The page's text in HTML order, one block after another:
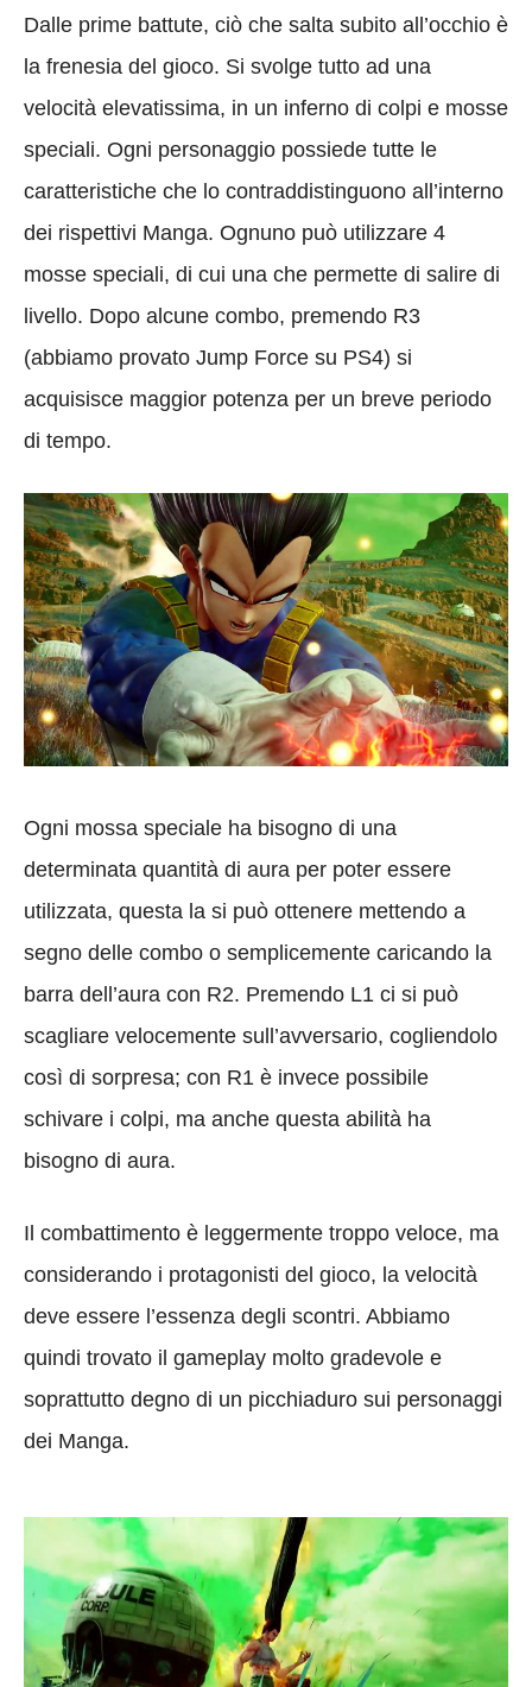
Dalle prime battute, ciò che salta subito all’occhio è
la frenesia del gioco. Si svolge tutto ad una
velocità elevatissima, in un inferno di colpi e mosse
speciali. Ogni personaggio possiede tutte le
caratteristiche che lo contraddistinguono all’interno
dei rispettivi Manga. Ognuno può utilizzare 4
mosse speciali, di cui una che permette di salire di
livello. Dopo alcune combo, premendo R3
(abbiamo provato Jump Force su PS4) si
acquisisce maggior potenza per un breve periodo
di tempo.
Ogni mossa speciale ha bisogno di una
determinata quantità di aura per poter essere
utilizzata, questa la si può ottenere mettendo a
segno delle combo o semplicemente caricando la
barra dell’aura con R2. Premendo L1 ci si può
scagliare velocemente sull’avversario, cogliendolo
così di sorpresa; con R1 è invece possibile
schivare i colpi, ma anche questa abilità ha
bisogno di aura.
Il combattimento è leggermente troppo veloce, ma
considerando i protagonisti del gioco, la velocità
deve essere l’essenza degli scontri. Abbiamo
quindi trovato il gameplay molto gradevole e
soprattutto degno di un picchiaduro sui personaggi
dei Manga.